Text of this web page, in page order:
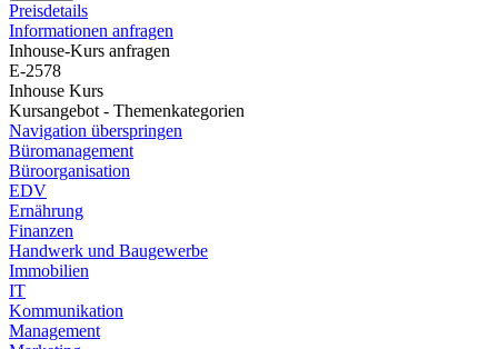
Preisdetails
Informationen anfragen
Inhouse-Kurs anfragen
E-2578
Inhouse Kurs
Kursangebot - Themenkategorien
Navigation überspringen
Büromanagement
Büroorganisation
EDV
Ernährung
Finanzen
Handwerk und Baugewerbe
Immobilien
IT
Kommunikation
Management